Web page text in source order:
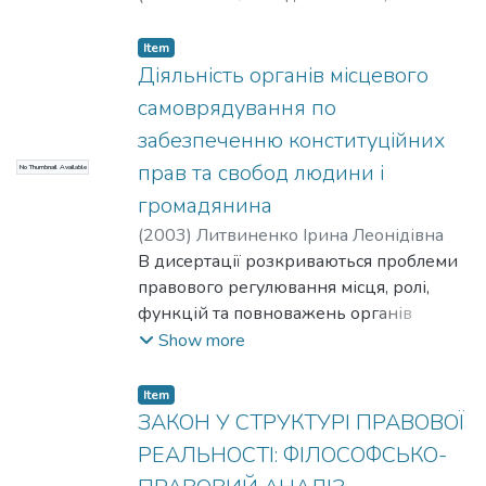
повернення частини товару, йог
зберігання.
Зважаючи на процес рекодифікації ЦК
України та недоцільність у зв’язку із
цим внесення змін до чинної редакції
вказаного нормативного акту,
сформулювано узагальнені теоретично
обґрунтовані пропозиції щодо
вдосконалення чинного цивільного
законодавства України у сфері
договорів купівлі-продажу.
No Thumbnail Available
Item
Діяльність органів місцевого
самоврядування по
забезпеченню конституційних
прав та свобод людини і
громадянина
(2003) Литвиненко Ірина Леонідівна
В дисертації розкриваються проблеми
правового регулювання місця, ролі,
функцій та повноважень органів
місцевого самоврядування у сфері
громадянина. Порушується питання
правового положення людини і
громадянина як члена територіальної
громади, доводиться необхідність
Show more
Item
ЗАКОН У СТРУКТУРІ ПРАВОВОЇ
РЕАЛЬНОСТІ: ФІЛОСОФСЬКО-